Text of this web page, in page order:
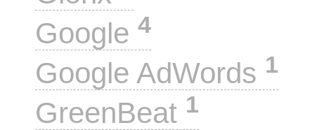
Google 4
Google AdWords 1
GreenBeat 1